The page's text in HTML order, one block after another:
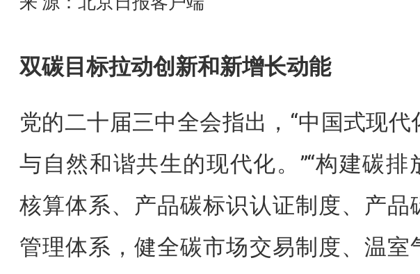
双碳目标拉动创新和新增长动能
党的二十届三中全会指出，“中国式现代
与自然和谐共生的现代化。”“构建碳排
核算体系、产品碳标识认证制度、产品
管理体系，健全碳市场交易制度、温室